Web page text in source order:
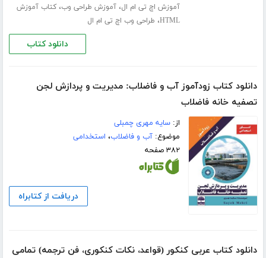
آموزش اچ تی ام ال،آموزش طراحی وب،کتاب آموزش
HTML، طراحی وب اچ تی ام ال
دانلود کتاب
دانلود کتاب زودآموز آب و فاضلاب: مدیریت و پردازش لجن
تصفیه خانه فاضلاب
از:سایه مهری چمبلی
موضوع:آب و فاضلاب، استخدامی
۳۸۲ صفحه
دریافت از کتابراه
دانلود کتاب عربی کنکور (قواعد، نکات کنکوری، فن ترجمه) تمامی